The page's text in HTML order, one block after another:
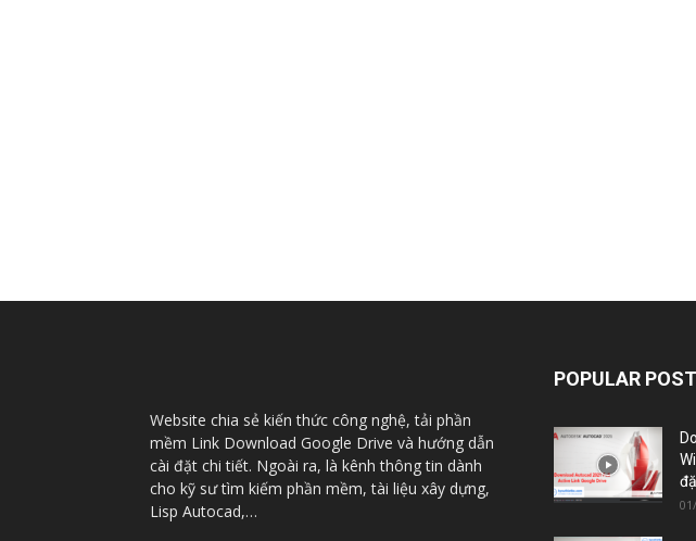
Website chia sẻ kiến thức công nghệ, tải phần
mềm Link Download Google Drive và hướng dẫn
cài đặt chi tiết. Ngoài ra, là kênh thông tin dành
cho kỹ sư tìm kiếm phần mềm, tài liệu xây dựng,
Lisp Autocad,…
POPULAR